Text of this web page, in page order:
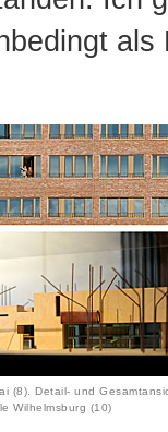
als
(8). Detail- und
Wilhelmsburg (10)